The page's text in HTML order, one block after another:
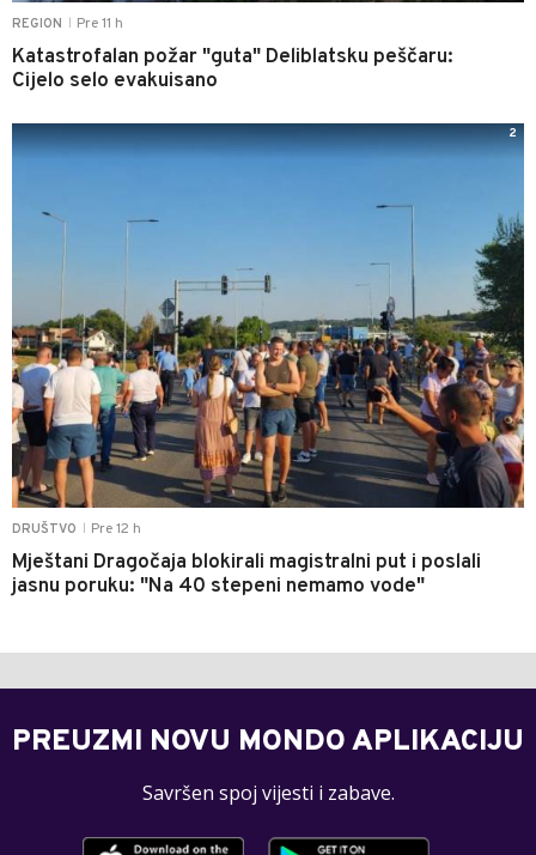
REGION Pre 11 h
Katastrofalan požar "guta" Deliblatsku peščaru:
Cijelo selo evakuisano
DRUŠTVO Pre 12 h
Mještani Dragočaja blokirali magistralni put i poslali
jasnu poruku: "Na 40 stepeni nemamo vode"
2
PREUZMI NOVU MONDO APLIKACIJU
Savršen spoj vijesti i zabave.